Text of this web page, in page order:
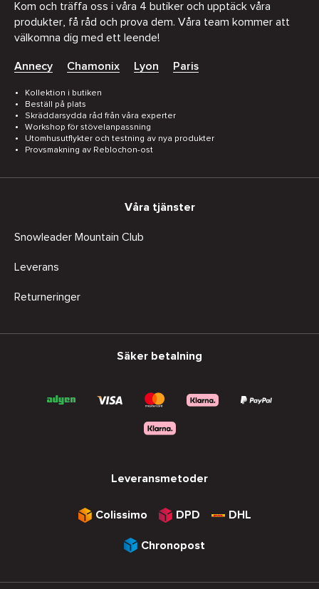
Kom och träffa oss i våra 4 butiker och upptäck våra
produkter, få råd och prova dem. Våra team kommer att
välkomna dig med ett leende!
Annecy Chamonix Lyon Paris
Kollektion i butiken
Beställ på plats
Skräddarsydda råd från våra experter
Workshop för stövelanpassning
Utomhusutflykter och testning av nya produkter
Provsmakning av Reblochon-ost
Våra tjänster
Snowleader Mountain Club
Leverans
Returneringer
Säker betalning
Leveransmetoder
Colissimo DPD DHL
Chronopost